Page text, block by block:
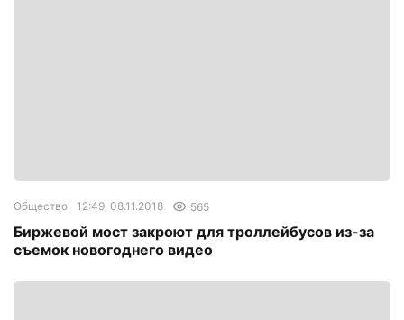
Общество 12:49, 08.11.2018 565
Биржевой мост закроют для троллейбусов из-за
съемок новогоднего видео